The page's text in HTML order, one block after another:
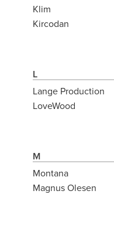
Klim
Kircodan
L
Lange Production
LoveWood
M
Montana
Magnus Olesen